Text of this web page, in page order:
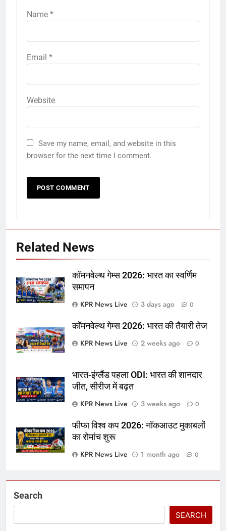
Name *
Email *
Website
Save my name, email, and website in this
browser for the next time I comment.
Related News
कॉमनवेल्थ गेम्स 2026: भारत का स्वर्णिम
समापन
KPR News Live
3 days ago 0
कॉमनवेल्थ गेम्स 2026: भारत की तैयारी तेज
KPR News Live
2 weeks ago 0
भारत-इंग्लैंड पहला ODI: भारत की शानदार
जीत, सीरीज में बढ़त
KPR News Live
3 weeks ago 0
फीफा विश्व कप 2026: नॉकआउट मुकाबलों
का रोमांच शुरू
KPR News Live
1 month ago 0
Search
SEARCH